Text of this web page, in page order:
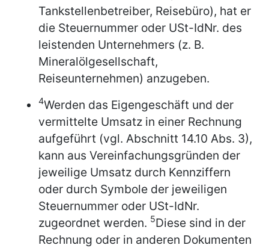
Tankstellenbetreiber, Reisebüro), hat er
die Steuernummer oder USt-IdNr. des
leistenden Unternehmers (z. B.
Mineralölgesellschaft,
Reiseunternehmen) anzugeben.
4Werden das Eigengeschäft und der
vermittelte Umsatz in einer Rechnung
aufgeführt (vgl. Abschnitt 14.10 Abs. 3),
kann aus Vereinfachungsgründen der
jeweilige Umsatz durch Kennziffern
oder durch Symbole der jeweiligen
Steuernummer oder USt-IdNr.
zugeordnet werden. 5Diese sind in der
Rechnung oder in anderen Dokumenten